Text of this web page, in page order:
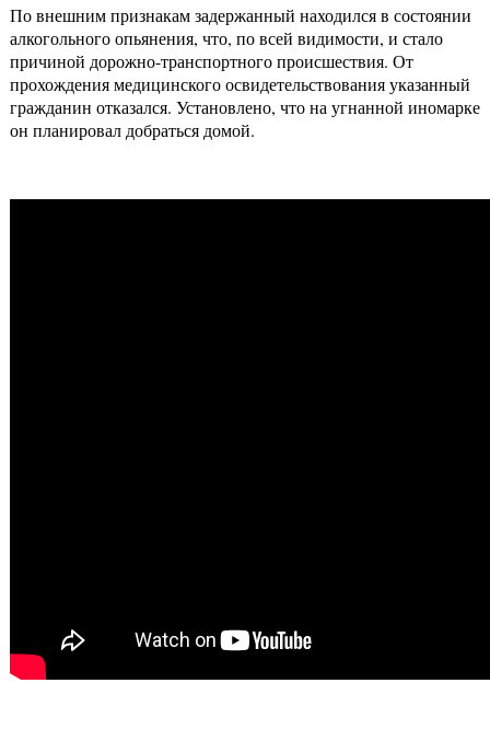
По внешним признакам задержанный находился в состоянии
алкогольного опьянения, что, по всей видимости, и стало
причиной дорожно-транспортного происшествия. От
прохождения медицинского освидетельствования указанный
гражданин отказался. Установлено, что на угнанной иномарке
он планировал добраться домой.